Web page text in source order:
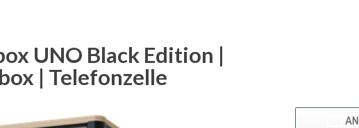
UNO Black Edition |
| Telefonzelle